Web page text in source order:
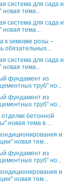
система для сада и
новая тема...
система для сада и
новая тема...
к зимовке розы –
обязательных...
система для сада и
новая тема...
фундамент из
труб" но...
фундамент из
труб" но...
бетонной
новая тема в ...
и
новая тем...
фундамент из
труб" но...
и
новая тем...